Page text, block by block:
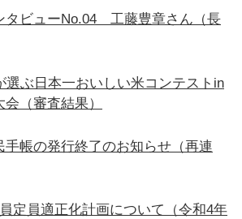
タビューNo.04 工藤豊章さん（長
選ぶ日本一おいしい米コンテストin
（審査結果）
手帳の発行終了のお知らせ（再連
定員適正化計画について（令和4年